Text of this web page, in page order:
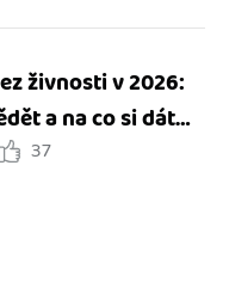
živnosti v 2026:
a na co si dát
37